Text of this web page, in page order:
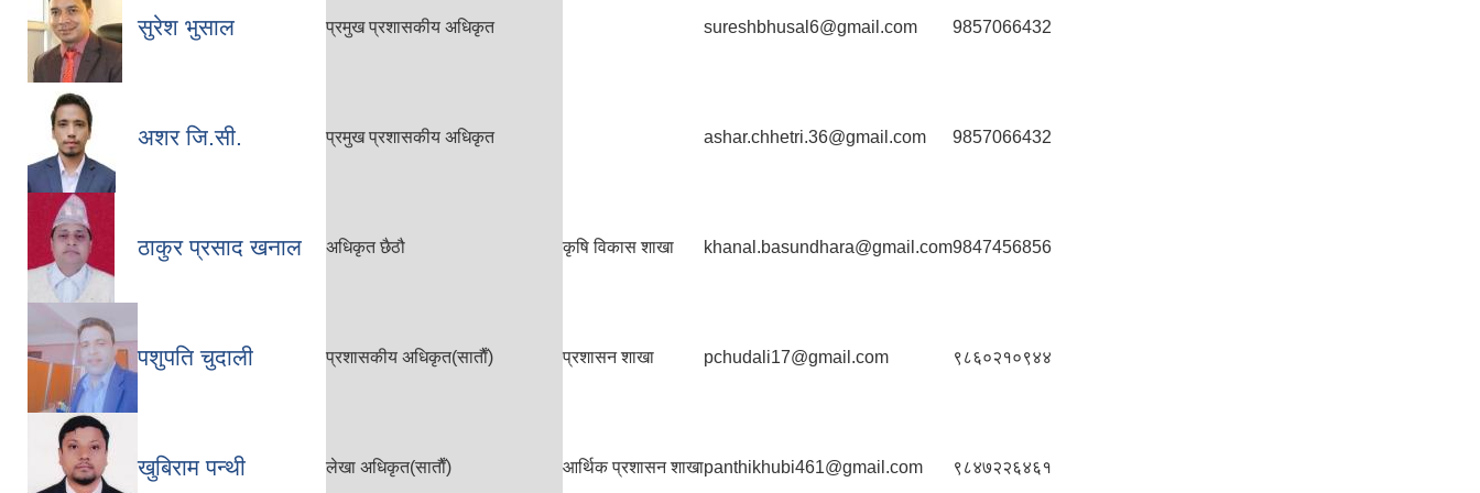
सुरेश भुसाल प्रमुख प्रशासकीय अधिकृत sureshbhusal6@gmail.com 9857066432
अशर जि.सी. प्रमुख प्रशासकीय अधिकृत ashar.chhetri.36@gmail.com 9857066432
ठाकुर प्रसाद खनाल अधिकृत छैठौ कृषि विकास शाखा khanal.basundhara@gmail.com9847456856
पशुपति चुदाली प्रशासकीय अधिकृत(साताैँ) प्रशासन शाखा pchudali17@gmail.com ९८६०२१०९४४
खुबिराम पन्थी लेखा अधिकृत(साताैँ) आर्थिक प्रशासन शाखाpanthikhubi461@gmail.com ९८४७२२६४६१